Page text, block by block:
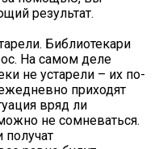
результат.
Библиотекари
На самом деле
не устарели – их по-
приходят
вряд ли
не сомневаться.